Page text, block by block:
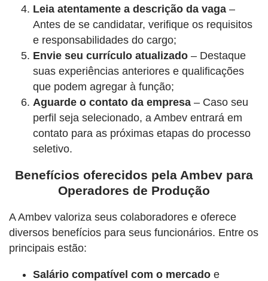
Leia atentamente a descrição da vaga –
Antes de se candidatar, verifique os requisitos
e responsabilidades do cargo;
Envie seu currículo atualizado – Destaque
suas experiências anteriores e qualificações
que podem agregar à função;
Aguarde o contato da empresa – Caso seu
perfil seja selecionado, a Ambev entrará em
contato para as próximas etapas do processo
seletivo.
Benefícios oferecidos pela Ambev para
Operadores de Produção
A Ambev valoriza seus colaboradores e oferece
diversos benefícios para seus funcionários. Entre os
principais estão:
Salário compatível com o mercado e